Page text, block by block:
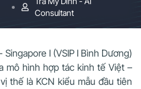
Consultant
I (VSIP I Bình Dương)
mô hình hợp tác kinh tế Việt –
thế là KCN kiểu mẫu đầu tiên